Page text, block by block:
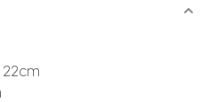
22cm